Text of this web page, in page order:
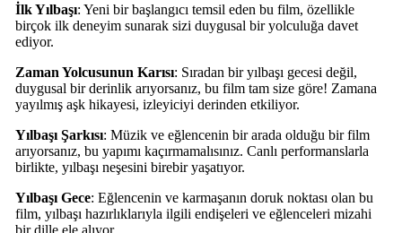
İlk Yılbaşı: Yeni bir başlangıcı temsil eden bu film, özellikle
birçok ilk deneyim sunarak sizi duygusal bir yolculuğa davet
ediyor.
Zaman Yolcusunun Karısı: Sıradan bir yılbaşı gecesi değil,
duygusal bir derinlik arıyorsanız, bu film tam size göre! Zamana
yayılmış aşk hikayesi, izleyiciyi derinden etkiliyor.
Yılbaşı Şarkısı: Müzik ve eğlencenin bir arada olduğu bir film
arıyorsanız, bu yapımı kaçırmamalısınız. Canlı performanslarla
birlikte, yılbaşı neşesini birebir yaşatıyor.
Yılbaşı Gece: Eğlencenin ve karmaşanın doruk noktası olan bu
film, yılbaşı hazırlıklarıyla ilgili endişeleri ve eğlenceleri mizahi
bir dille ele alıyor.